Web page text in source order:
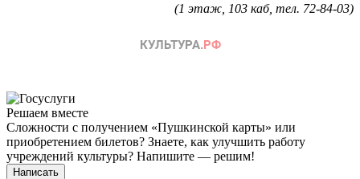
(1 этаж, 103 каб, тел. 72-84-03)
Решаем вместе
Сложности с получением «Пушкинской карты» или
приобретением билетов? Знаете, как улучшить работу
учреждений культуры? Напишите — решим!
Написать